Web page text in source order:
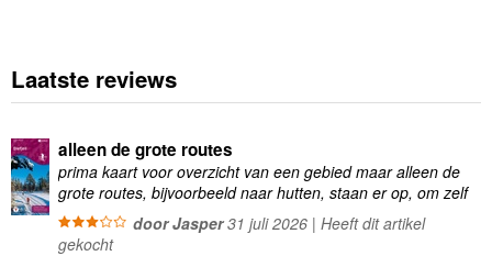
Laatste reviews
alleen de grote routes
prima kaart voor overzicht van een gebied maar alleen de
grote routes, bijvoorbeeld naar hutten, staan er op, om zelf
wandelingen te plannen minder geschikt
door Jasper31 juli 2026 | Heeft dit artikel
gekocht